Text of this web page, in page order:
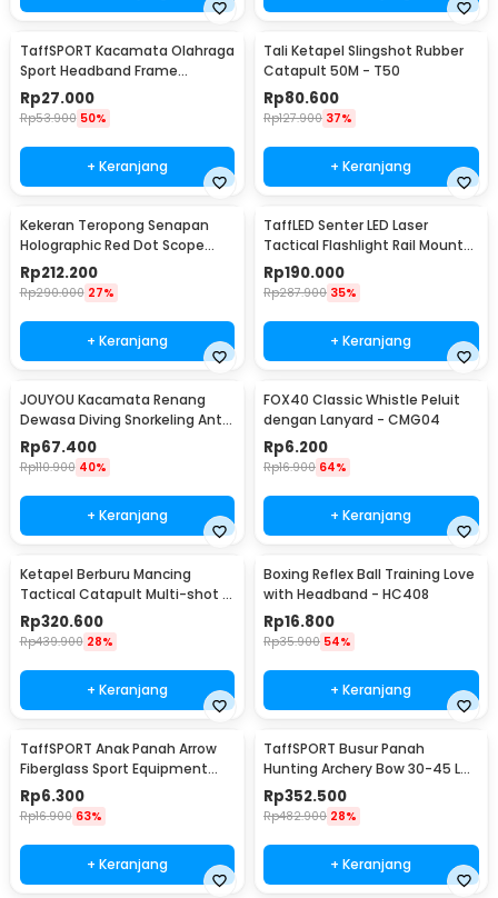
TaffSPORT Kacamata Olahraga
Sport Headband Frame
Glasses - 9833
Rp27.000
Rp53.900 50%
+ Keranjang
Tali Ketapel Slingshot Rubber
Catapult 50M - T50
Rp80.600
Rp127.900 37%
+ Keranjang
Kekeran Teropong Senapan
Holographic Red Dot Scope
20mm - M-01
Rp212.200
Rp290.000 27%
+ Keranjang
TaffLED Senter LED Laser
Tactical Flashlight Rail Mount
200 Lumens - JGSD
Rp190.000
Rp287.900 35%
+ Keranjang
JOUYOU Kacamata Renang
Dewasa Diving Snorkeling Anti
Fog UV Protection - E0735
Rp67.400
Rp110.900 40%
+ Keranjang
FOX40 Classic Whistle Peluit
dengan Lanyard - CMG04
Rp6.200
Rp16.900 64%
+ Keranjang
Ketapel Berburu Mancing
Tactical Catapult Multi-shot -
KMSS
Rp320.600
Rp439.900 28%
+ Keranjang
Boxing Reflex Ball Training Love
with Headband - HC408
Rp16.800
Rp35.900 54%
+ Keranjang
TaffSPORT Anak Panah Arrow
Fiberglass Sport Equipment
Spine 800 1 PCS - JH813
Rp6.300
Rp16.900 63%
+ Keranjang
TaffSPORT Busur Panah
Hunting Archery Bow 30-45 LB
- SA
Rp352.500
Rp482.900 28%
+ Keranjang